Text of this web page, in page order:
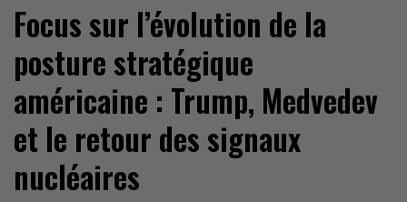
Focus sur l’évolution de la
posture stratégique
américaine : Trump, Medvedev
et le retour des signaux
nucléaires